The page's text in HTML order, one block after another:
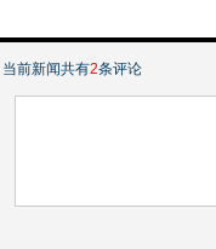
当前新闻共有2条评论